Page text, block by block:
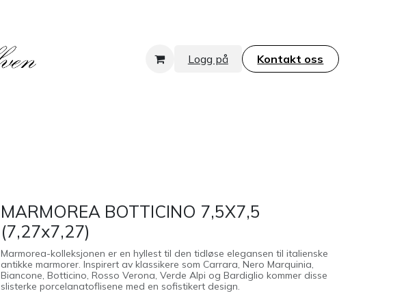
Logg på Kontakt oss​​​​​​​
MARMOREA BOTTICINO 7,5X7,5
(7,27x7,27)
Marmorea-kolleksjonen er en hyllest til den tidløse elegansen til italienske
antikke marmorer. Inspirert av klassikere som Carrara, Nero Marquinia,
Biancone, Botticino, Rosso Verona, Verde Alpi og Bardiglio kommer disse
slisterke porcelanatoflisene med en sofistikert design.